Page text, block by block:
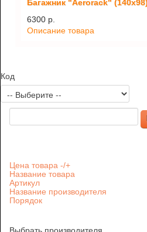
Багажник "Aerorack"
6300 p.
Описание товара
Код
Цена товара -/+
Название товара
Артикул
Название производителя
Порядок